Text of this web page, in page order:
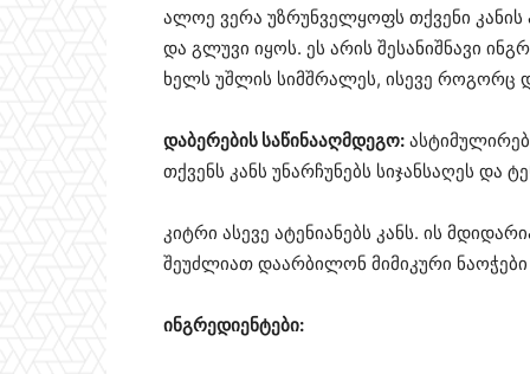
ალოე ვერა უზრუნველყოფს თქვენი
და გლუვი იყოს. ეს არის შესანიშნავი
ხელს უშლის სიმშრალეს, ისევე როგორც
დაბერების საწინააღმდეგო:
თქვენს კანს უნარჩუნებს სიჯანსაღეს და
კიტრი ასევე ატენიანებს კანს. ის
შეუძლიათ დაარბილონ მიმიკური
ინგრედიენტები: